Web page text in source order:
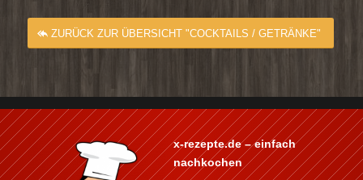
ZURÜCK ZUR ÜBERSICHT "COCKTAILS / GETRÄNKE"
x-rezepte.de – einfach
nachkochen